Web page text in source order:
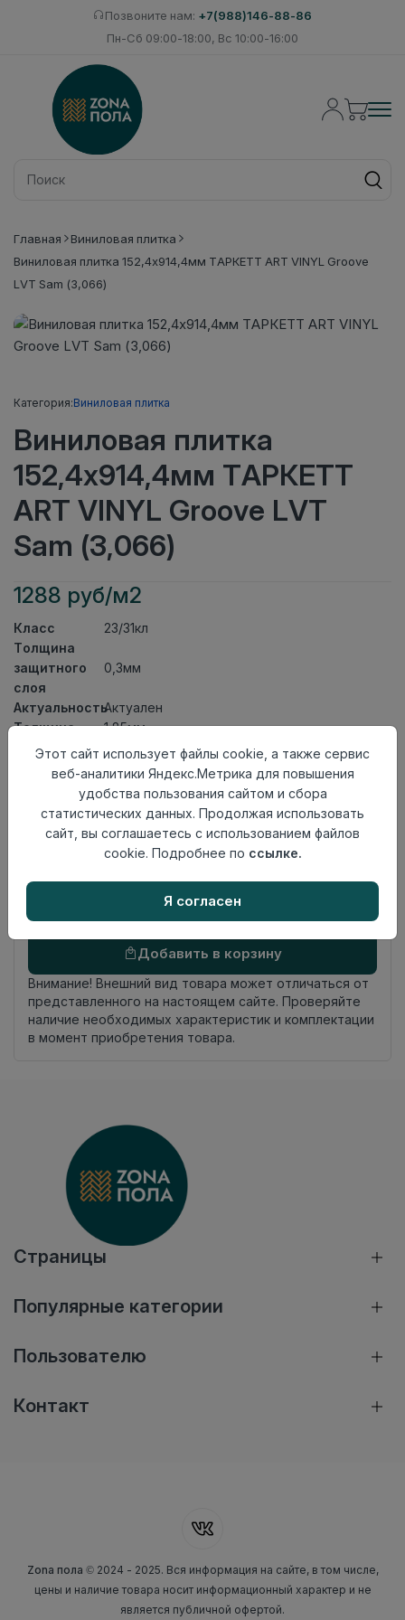
Позвоните нам: +7(988)146-88-86
Пн-Сб 09:00-18:00, Вс 10:00-16:00
Главная
Виниловая плитка
Виниловая плитка 152,4x914,4мм ТАРКЕТТ ART VINYL Groove
LVT Sam (3,066)
Категория:Виниловая плитка
Виниловая плитка
152,4x914,4мм ТАРКЕТТ
ART VINYL Groove LVT
Sam (3,066)
1288 руб/м2
Класс
23/31кл
Толщина
защитного
слоя
0,3мм
АктуальностьАктуален
Толщина
1,85мм
Размер
152,4x914,4мм
до +27 градусов
укладки
На клей
Без фаски
происхождения
Осталось29 упак
Добавить в корзину
Внимание! Внешний вид товара может отличаться от
представленного на настоящем сайте. Проверяйте
наличие необходимых характеристик и комплектации
в момент приобретения товара.
Страницы
Популярные категории
Пользователю
Контакт
Zona пола © 2024 - 2025. Вся информация на сайте, в том числе,
цены и наличие товара носит информационный характер и не
является публичной офертой.
Этот сайт использует файлы cookie, а также сервис
веб-аналитики Яндекс.Метрика для повышения
удобства пользования сайтом и сбора
статистических данных. Продолжая использовать
сайт, вы соглашаетесь с использованием файлов
cookie. Подробнее по ссылке.
Я согласен